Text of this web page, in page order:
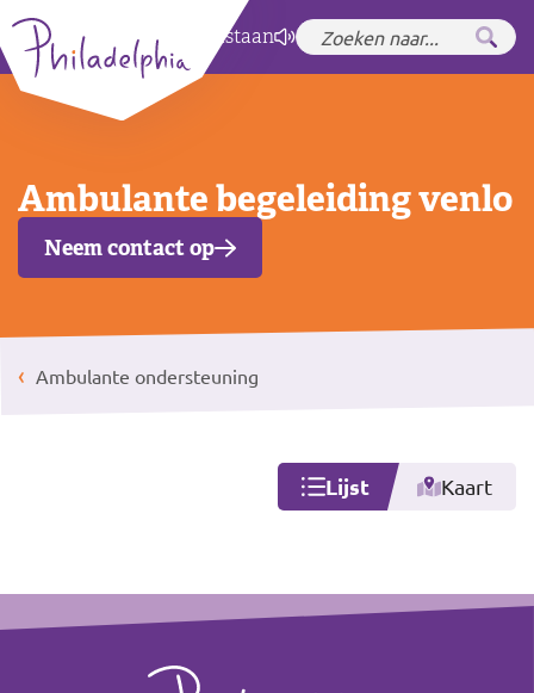
Zet hoog contrastaan
Ambulante begeleiding venlo
Neem contact op
Ambulante ondersteuning
Lijst Kaart